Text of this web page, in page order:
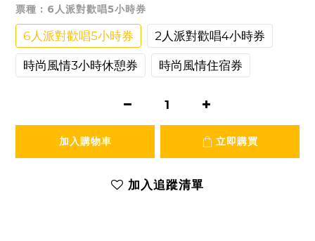
票種 : 6人派對歡唱5小時券
6人派對歡唱5小時券 2人派對歡唱4小時券
時尚風情3小時休憩券 時尚風情住宿券
加入購物車 立即購買
加入追蹤清單